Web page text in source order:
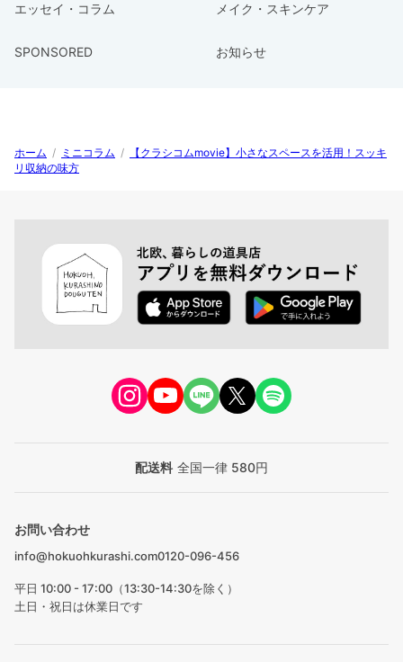
エッセイ・コラム メイク・スキンケア
SPONSORED お知らせ
ホーム / ミニコラム /
【クラシコムmovie】小さなスペースを活用！スッキ
リ収納の味方
配送料 全国一律 580円
お問い合わせ
info@hokuohkurashi.com0120-096-456
平日 10:00 - 17:00（13:30-14:30を除く）
土日・祝日は休業日です